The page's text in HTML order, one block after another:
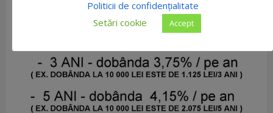
Politicii de confidențialitate
Setări cookie
Accept